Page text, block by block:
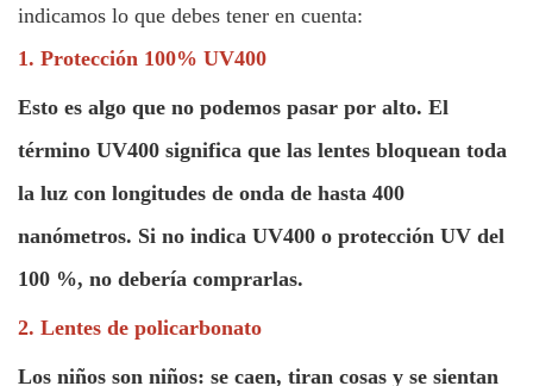
indicamos lo que debes tener en cuenta:
1. Protección 100% UV400
Esto es algo que no podemos pasar por alto. El
término UV400 significa que las lentes bloquean toda
la luz con longitudes de onda de hasta 400
nanómetros. Si no indica UV400 o protección UV del
100 %, no debería comprarlas.
2. Lentes de policarbonato
Los niños son niños: se caen, tiran cosas y se sientan